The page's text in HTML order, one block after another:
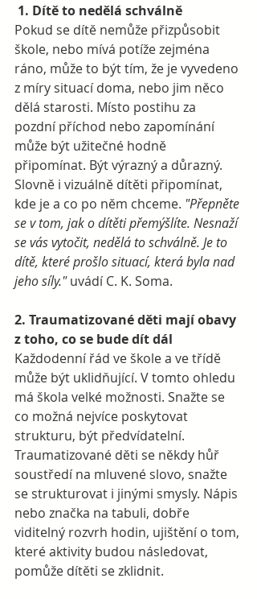
1. Dítě to nedělá schválně
Pokud se dítě nemůže přizpůsobit
škole, nebo mívá potíže zejména
ráno, může to být tím, že je vyvedeno
z míry situací doma, nebo jim něco
dělá starosti. Místo postihu za
pozdní příchod nebo zapomínání
může být užitečné hodně
připomínat. Být výrazný a důrazný.
Slovně i vizuálně dítěti připomínat,
kde je a co po něm chceme. "Přepněte
se v tom, jak o dítěti přemýšlíte. Nesnaží
se vás vytočit, nedělá to schválně. Je to
dítě, které prošlo situací, která byla nad
jeho síly." uvádí C. K. Soma.
2. Traumatizované děti mají obavy
z toho, co se bude dít dál
Každodenní řád ve škole a ve třídě
může být uklidňující. V tomto ohledu
má škola velké možnosti. Snažte se
co možná nejvíce poskytovat
strukturu, být předvídatelní.
Traumatizované děti se někdy hůř
soustředí na mluvené slovo, snažte
se strukturovat i jinými smysly. Nápis
nebo značka na tabuli, dobře
viditelný rozvrh hodin, ujištění o tom,
které aktivity budou následovat,
pomůže dítěti se zklidnit.